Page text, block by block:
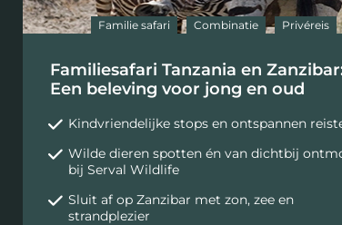
Familie safari Combinatie Privéreis
Familiesafari Tanzania en
Een beleving voor jong en oud
Kindvriendelijke stops en ontspannen
Wilde dieren spotten én van dichtbij
bij Serval Wildlife
Sluit af op Zanzibar met zon, zee en
strandplezier